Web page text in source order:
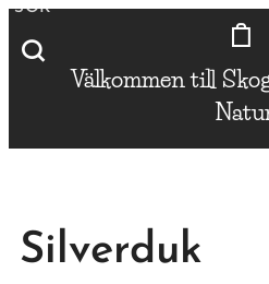
Välkommen till
SÖK
Silverduk